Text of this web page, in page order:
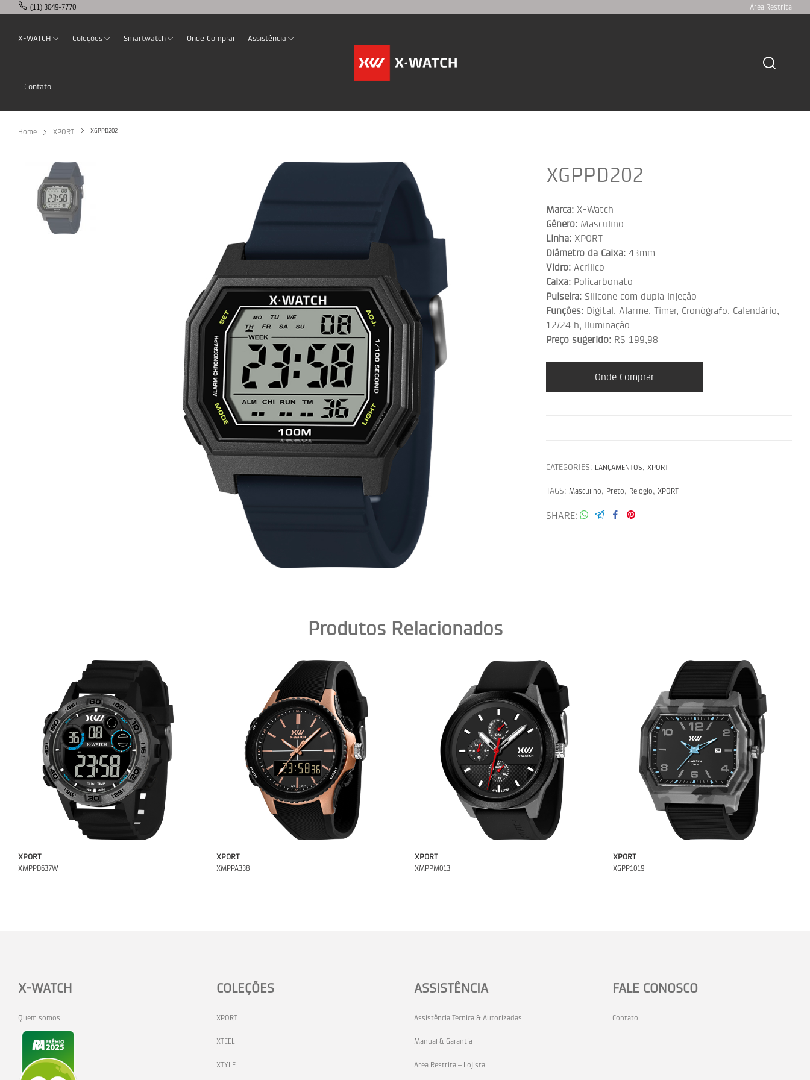
(11) 3049-7770 Área Restrita
X-WATCH Coleções Smartwatch Onde Comprar Assistência
Contato
Home XPORT XGPPD202
XGPPD202
Marca: X-Watch
Gênero: Masculino
Linha: XPORT
Diâmetro da Caixa: 43mm
Vidro: Acrílico
Caixa: Policarbonato
Pulseira: Silicone com dupla injeção
Funções: Digital, Alarme, Timer, Cronógrafo, Calendário,
12/24 h, Iluminação
Preço sugerido: R$ 199,98
Onde Comprar
CATEGORIES: LANÇAMENTOS, XPORT
TAGS: Masculino, Preto, Relógio, XPORT
SHARE
Produtos Relacionados
XPORT
XMPPD637W
XPORT
XMPPA338
XPORT
XMPPM013
XPORT
XGPP1019
X-WATCH
Quem somos
COLEÇÕES
XPORT
XTEEL
XTYLE
ASSISTÊNCIA
Assistência Técnica & Autorizadas
Manual & Garantia
Área Restrita – Lojista
FALE CONOSCO
Contato